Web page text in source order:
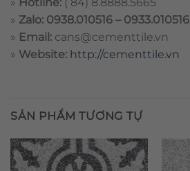
» Hotline: ( 84) 8.8888.5665
» Zalo: 0938.010516 – 0933.010516
» Email: cans@cementtile.vn
» Website: http://cementtile.vn
SẢN PHẨM TƯƠNG TỰ